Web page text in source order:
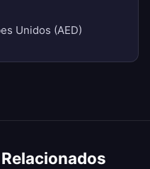
Unidos (AED)